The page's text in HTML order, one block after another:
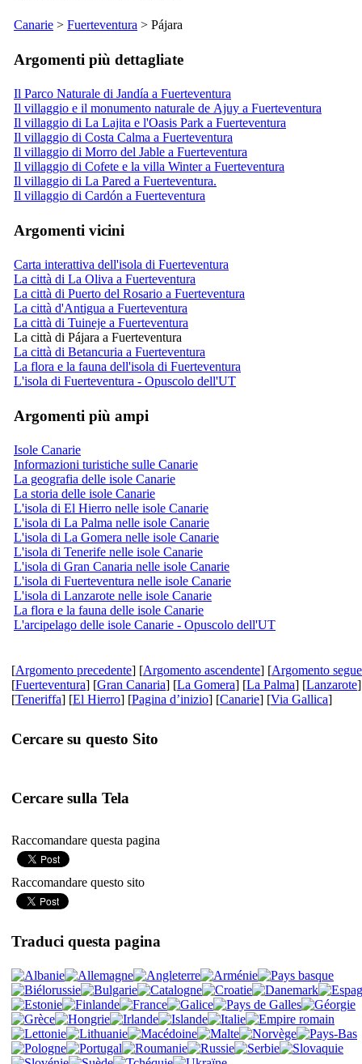
Canarie > Fuerteventura > Pájara
Argomenti più dettagliate
Il Parco Naturale di Jandía a Fuerteventura
Il villaggio e il monumento naturale de Ajuy a Fuerteventura
Il villaggio di La Lajita e l'Oasis Park a Fuerteventura
Il villaggio di Costa Calma a Fuerteventura
Il villaggio di Morro del Jable a Fuerteventura
Il villaggio di Cofete e la villa Winter a Fuerteventura
Il villaggio di La Pared a Fuerteventura.
Il villaggio di Cardón a Fuerteventura
Argomenti vicini
Carta interattiva dell'isola di Fuerteventura
La città di La Oliva a Fuerteventura
La città di Puerto del Rosario a Fuerteventura
La città d'Antigua a Fuerteventura
La città di Tuineje a Fuerteventura
La città di Pájara a Fuerteventura
La città di Betancuria a Fuerteventura
La flora e la fauna dell'isola di Fuerteventura
L'isola di Fuerteventura - Opuscolo dell'UT
Argomenti più ampi
Isole Canarie
Informazioni turistiche sulle Canarie
La geografia delle isole Canarie
La storia delle isole Canarie
L'isola di El Hierro nelle isole Canarie
L'isola di La Palma nelle isole Canarie
L'isola di La Gomera nelle isole Canarie
L'isola di Tenerife nelle isole Canarie
L'isola di Gran Canaria nelle isole Canarie
L'isola di Fuerteventura nelle isole Canarie
L'isola di Lanzarote nelle isole Canarie
La flora e la fauna delle isole Canarie
L'arcipelago delle isole Canarie - Opuscolo dell'UT
[Argomento precedente] [Argomento ascendente] [Argomento
[Fuerteventura] [Gran Canaria] [La Gomera] [La Palma] [Lanzarote]
[Teneriffa] [El Hierro] [Pagina d’inizio] [Canarie] [Via Gallica]
Cercare su questo Sito
Cercare sulla Tela
Raccomandare questa pagina
Raccomandare questo sito
Traduci questa pagina